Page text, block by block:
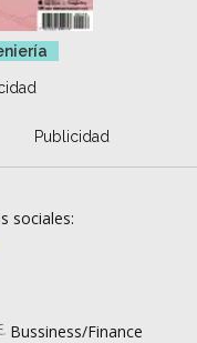
Publicidad
sociales:
Bussiness/Finance